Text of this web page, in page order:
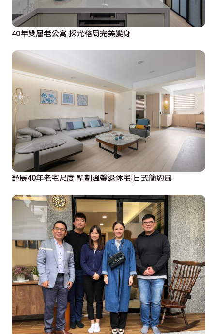
40年雙層老公寓 採光格局完美變身
舒展40年老宅尺度 擘劃溫馨退休宅|日式簡約風